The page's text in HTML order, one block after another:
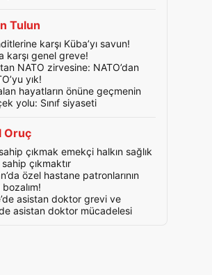
Tulun
karşı Küba’yı savun!
karşı genel greve!
NATO zirvesine: NATO’dan
yık!
hayatların önüne geçmenin
yolu: Sınıf siyaseti
Oruç
çıkmak emekçi halkın sağlık
çıkmaktır
özel hastane patronlarının
bozalım!
asistan doktor grevi ve
asistan doktor mücadelesi